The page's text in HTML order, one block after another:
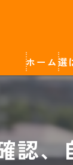
ホーム選
認、